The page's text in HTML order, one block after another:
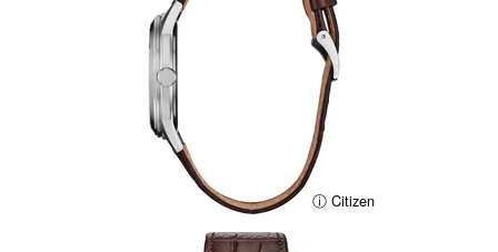
ⓘ Citizen